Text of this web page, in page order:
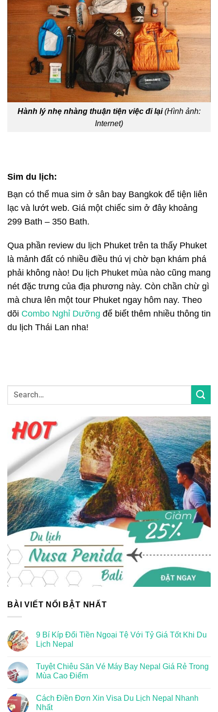
Hành lý nhẹ nhàng thuận tiện việc đi lại(Hình ảnh:
Internet)
Sim du lịch:
Bạn có thể mua sim ở sân bay Bangkok để tiện liên
lạc và lướt web. Giá một chiếc sim ở đây khoảng
299 Bath – 350 Bath.
Qua phần review du lịch Phuket trên ta thấy Phuket
là mảnh đất có nhiều điều thú vị chờ bạn khám phá
phải không nào! Du lịch Phuket mùa nào cũng mang
nét đặc trưng của địa phương này. Còn chần chừ gì
mà chưa lên một tour Phuket ngay hôm nay. Theo
dõi Combo Nghỉ Dưỡng để biết thêm nhiều thông tin
du lịch Thái Lan nha!
BÀI VIẾT NỔI BẬT NHẤT
9 Bí Kíp Đổi Tiền Ngoại Tệ Với Tỷ Giá Tốt Khi Du
Lịch Nepal
Tuyệt Chiêu Săn Vé Máy Bay Nepal Giá Rẻ Trong
Mùa Cao Điểm
Cách Điền Đơn Xin Visa Du Lịch Nepal Nhanh
Nhất